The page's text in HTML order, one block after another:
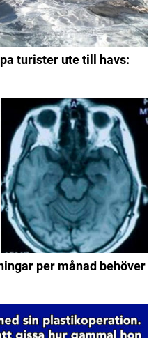
turister ute till havs:
per månad behöver